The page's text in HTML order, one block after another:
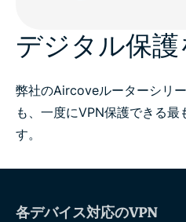
デジタル保
弊社のAircoveルーターシリ
も、一度にVPN保護できる
す。
各デバイス対応のVPN